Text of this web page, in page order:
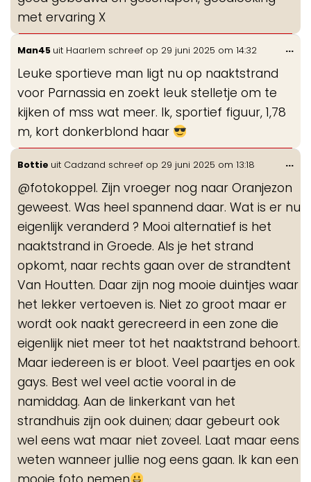
met ervaring X
Man45 uit Haarlem schreef op 29 juni 2025 om 14:32
Leuke sportieve man ligt nu op naaktstrand
voor Parnassia en zoekt leuk stelletje om te
kijken of mss wat meer. Ik, sportief figuur, 1,78
m, kort donkerblond haar
...
Bottie uit Cadzand schreef op 29 juni 2025 om 13:18
@fotokoppel. Zijn vroeger nog naar Oranjezon
geweest. Was heel spannend daar. Wat is er nu
eigenlijk veranderd ? Mooi alternatief is het
naaktstrand in Groede. Als je het strand
opkomt, naar rechts gaan over de strandtent
Van Houtten. Daar zijn nog mooie duintjes waar
het lekker vertoeven is. Niet zo groot maar er
wordt ook naakt gerecreerd in een zone die
eigenlijk niet meer tot het naaktstrand behoort.
Maar iedereen is er bloot. Veel paartjes en ook
gays. Best wel veel actie vooral in de
namiddag. Aan de linkerkant van het
strandhuis zijn ook duinen; daar gebeurt ook
wel eens wat maar niet zoveel. Laat maar eens
weten wanneer jullie nog eens gaan. Ik kan een
...